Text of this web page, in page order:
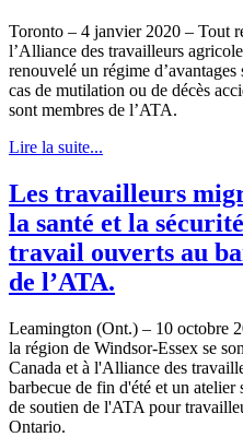
Toronto – 4 janvier 2020 – Tout
l’Alliance des travailleurs
renouvelé un régime
cas de mutilation ou de décès
sont membres de l’ATA.
Lire la suite...
Les travailleurs
la santé et la
travail ouverts au
de l’ATA.
Leamington (Ont.) – 10 octobre
la région de Windsor-Essex se
Canada et à l'Alliance des
barbecue de fin d'été et un atelier
de soutien de l'ATA pour
Ontario.